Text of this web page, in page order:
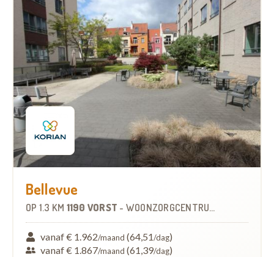
Bellevue
OP 1.3 KM 1190 VORST - WOONZORGCENTRUM (WZC)
vanaf € 1.962/maand (64,51/dag)
vanaf € 1.867/maand (61,39/dag)